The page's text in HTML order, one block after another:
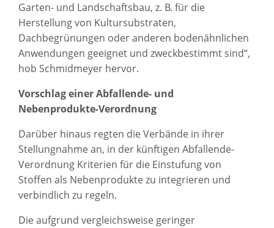
Garten- und Landschaftsbau, z. B. für die
Herstellung von Kultursubstraten,
Dachbegrünungen oder anderen bodenähnlichen
Anwendungen geeignet und zweckbestimmt sind“,
hob Schmidmeyer hervor.
Vorschlag einer Abfallende- und
Nebenprodukte-Verordnung
Darüber hinaus regten die Verbände in ihrer
Stellungnahme an, in der künftigen Abfallende-
Verordnung Kriterien für die Einstufung von
Stoffen als Nebenprodukte zu integrieren und
verbindlich zu regeln.
Die aufgrund vergleichsweise geringer